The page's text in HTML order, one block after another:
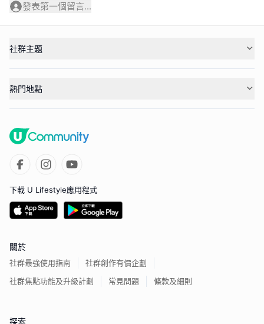
發表第一個留言...
社群主題
熱門地點
下載 U Lifestyle應用程式
關於
社群最強使用指南
社群創作有價企劃
社群焦點功能及升級計劃
常見問題 條款及細則
探索